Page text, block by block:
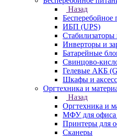
Назад
Бесперебойное
ИБП (UPS)
Инверторы и
Батарейные
Свинцово-
Гелевые АКБ
Шкафы и
Оргтехника и
Назад
Оргтехника и
МФУ для офиса
Принтеры для
Сканеры